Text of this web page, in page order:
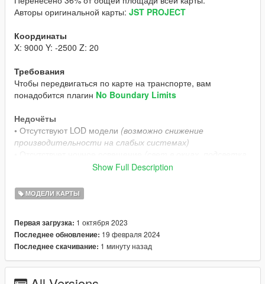
Авторы оригинальной карты: JST PROJECT
Координаты
X: 9000 Y: -2500 Z: 20
Требования
Чтобы передвигаться по карте на транспорте, вам
понадобится плагин No Boundary Limits
Недочёты
• Отсутствуют LOD модели (возможно снижение
производительности на слабых системах)
Установка / Удаление
режиме, при помощи OpenIV.
Автоустановщик НЕ отключит и НЕ удалит ваши моды при
установке или удалении, можете не переживать.
Show Full Description
МОДЕЛИ КАРТЫ
Первая загрузка: 1 октября 2023
Последнее обновление: 19 февраля 2024
Последнее скачивание: 1 минуту назад